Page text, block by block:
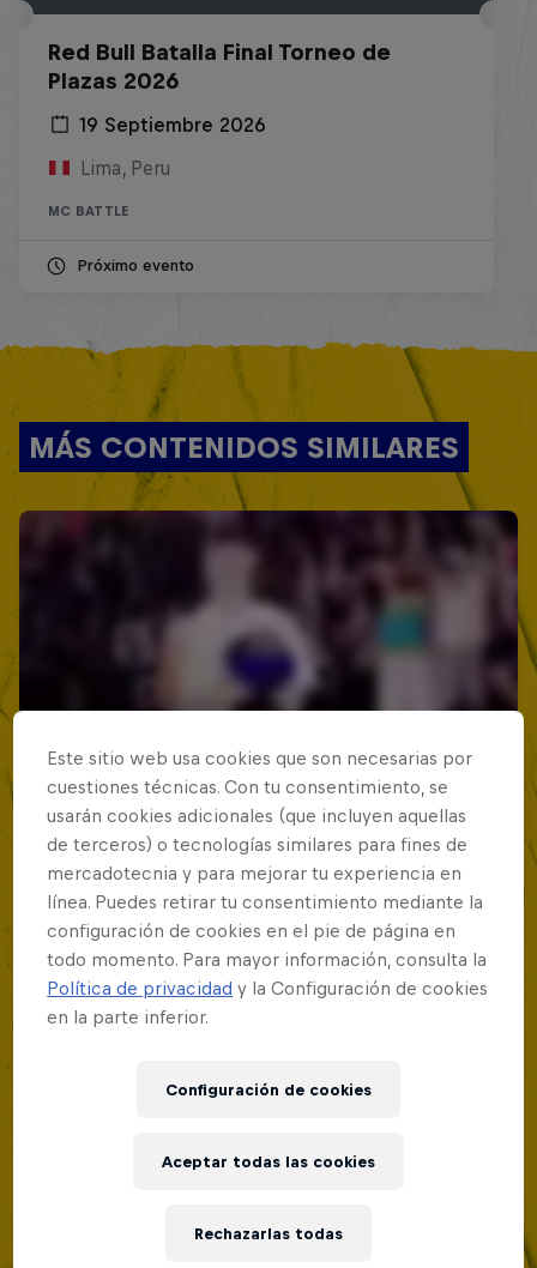
Red Bull Batalla Final Torneo de
Plazas 2026
19 Septiembre 2026
Lima, Peru
MC BATTLE
Próximo evento
MÁS CONTENIDOS SIMILARES
Este sitio web usa cookies que son necesarias por
cuestiones técnicas. Con tu consentimiento, se
usarán cookies adicionales (que incluyen aquellas
de terceros) o tecnologías similares para fines de
mercadotecnia y para mejorar tu experiencia en
línea. Puedes retirar tu consentimiento mediante la
configuración de cookies en el pie de página en
todo momento. Para mayor información, consulta la
Política de privacidad y la Configuración de cookies
en la parte inferior.
Configuración de cookies
Rechazarlas todas
Aceptar todas las cookies